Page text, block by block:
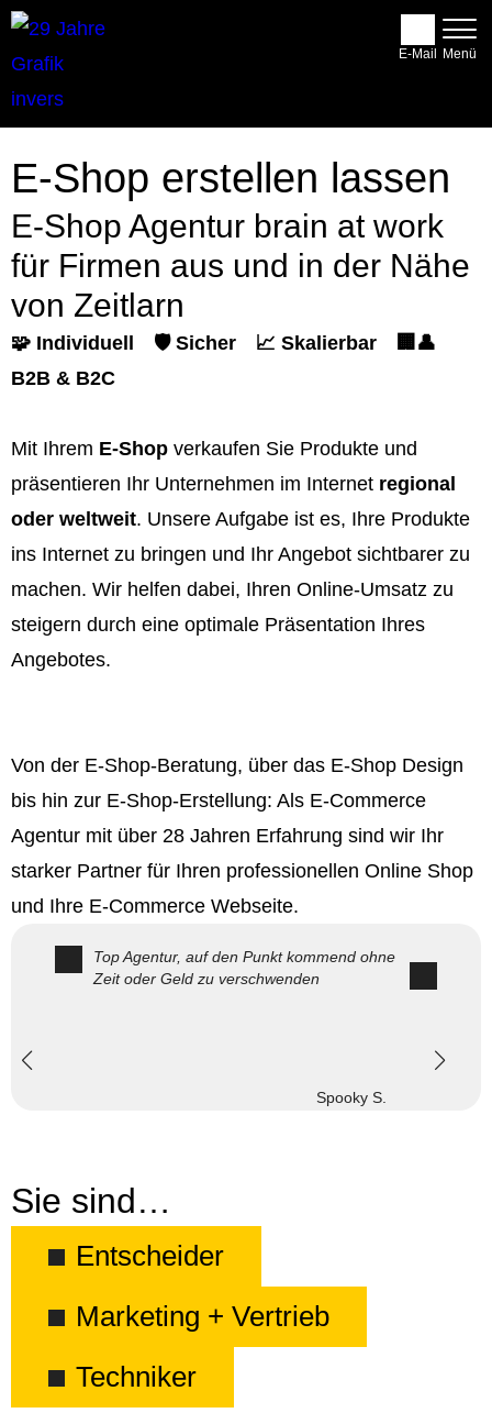
E-Shop erstellen lassen
E-Shop Agentur brain at work
für Firmen aus und in der Nähe
von Zeitlarn
🧩 Individuell 🛡️ Sicher 📈 Skalierbar
🏢👤
B2B & B2C
Mit Ihrem E-Shop verkaufen Sie Produkte und
präsentieren Ihr Unternehmen im Internet regional
oder weltweit. Unsere Aufgabe ist es, Ihre Produkte
ins Internet zu bringen und Ihr Angebot sichtbarer zu
machen. Wir helfen dabei, Ihren Online-Umsatz zu
steigern durch eine optimale Präsentation Ihres
Angebotes.
Von der E-Shop-Beratung, über das E-Shop Design
bis hin zur E-Shop-Erstellung: Als E-Commerce
Agentur mit über 28 Jahren Erfahrung sind wir Ihr
starker Partner für Ihren professionellen Online Shop
und Ihre E-Commerce Webseite.
Top Agentur, auf den Punkt kommend ohne
Zeit oder Geld zu verschwenden
Spooky S.
Sie sind…
Entscheider
Marketing + Vertrieb
Techniker